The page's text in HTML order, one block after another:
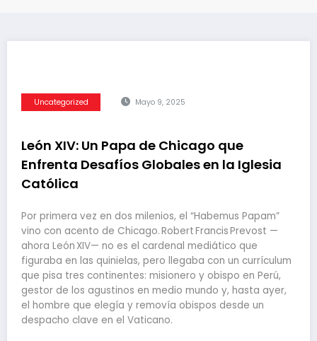
Uncategorized Mayo 9, 2025
León XIV: Un Papa de Chicago que
Enfrenta Desafíos Globales en la Iglesia
Católica
Por primera vez en dos milenios, el “Habemus Papam”
vino con acento de Chicago. Robert Francis Prevost —
ahora León XIV— no es el cardenal mediático que
figuraba en las quinielas, pero llegaba con un currículum
que pisa tres continentes: misionero y obispo en Perú,
gestor de los agustinos en medio mundo y, hasta ayer,
el hombre que elegía y removía obispos desde un
despacho clave en el Vaticano.